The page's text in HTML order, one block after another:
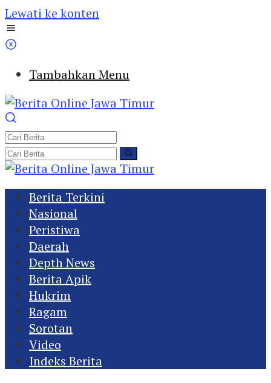
Lewati ke konten
Tambahkan Menu
Berita Terkini
Nasional
Peristiwa
Daerah
Depth News
Berita Apik
Hukrim
Ragam
Sorotan
Video
Indeks Berita